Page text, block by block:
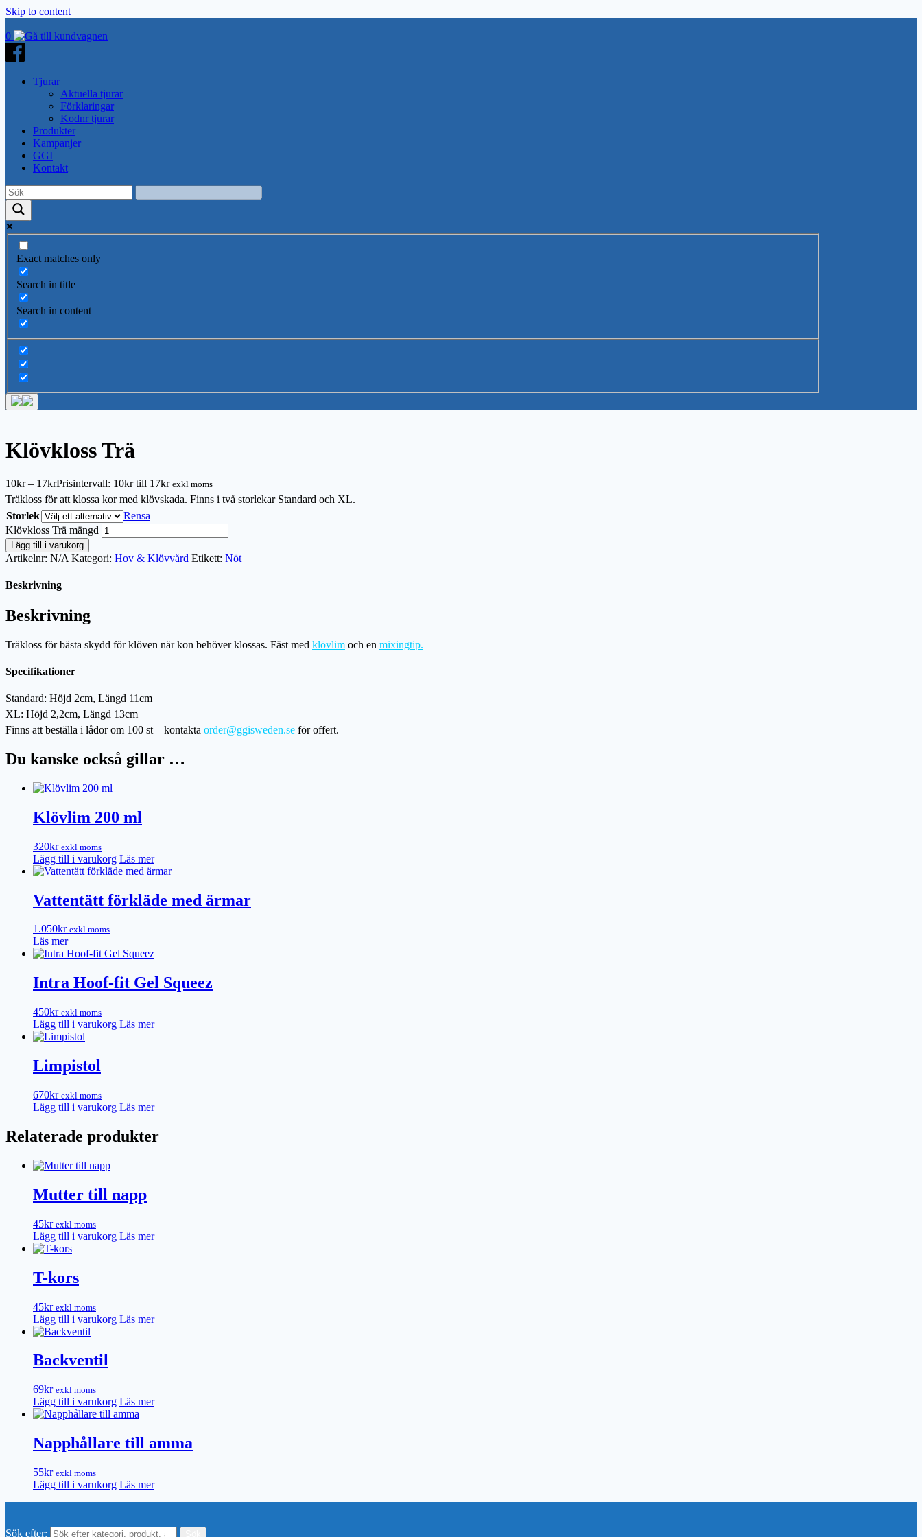
Skip to content
0
Tjurar
Aktuella tjurar
Förklaringar
Kodnr tjurar
Produkter
Kampanjer
GGI
Kontakt
Exact matches only
Search in title
Search in content
Klövkloss Trä
10kr – 17krPrisintervall: 10kr till 17kr exkl moms
Träkloss för att klossa kor med klövskada. Finns i två storlekar Standard och XL.
Storlek
Rensa
Klövkloss Trä mängd
Lägg till i varukorg
Artikelnr: N/A Kategori: Hov & Klövvård Etikett: Nöt
Beskrivning
Beskrivning
Träkloss för bästa skydd för klöven när kon behöver klossas. Fäst med klövlim och en mixingtip.
Specifikationer
Standard: Höjd 2cm, Längd 11cm
XL: Höjd 2,2cm, Längd 13cm
Finns att beställa i lådor om 100 st – kontakta order@ggisweden.se för offert.
Du kanske också gillar …
Klövlim 200 ml
320kr exkl moms
Lägg till i varukorg Läs mer
Vattentätt förkläde med ärmar
1.050kr exkl moms
Läs mer
Intra Hoof-fit Gel Squeez
450kr exkl moms
Lägg till i varukorg Läs mer
Limpistol
670kr exkl moms
Lägg till i varukorg Läs mer
Relaterade produkter
Mutter till napp
45kr exkl moms
Lägg till i varukorg Läs mer
T-kors
45kr exkl moms
Lägg till i varukorg Läs mer
Backventil
69kr exkl moms
Lägg till i varukorg Läs mer
Napphållare till amma
55kr exkl moms
Lägg till i varukorg Läs mer
Sök efter: